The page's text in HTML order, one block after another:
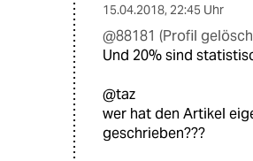
15.04.2018, 22:45 Uhr
@88181 (Profil
Und 20% sind
@taz
wer hat den Artikel
geschrieben???